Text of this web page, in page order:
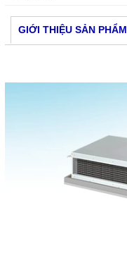
GIỚI THIỆU SẢN PHẨM